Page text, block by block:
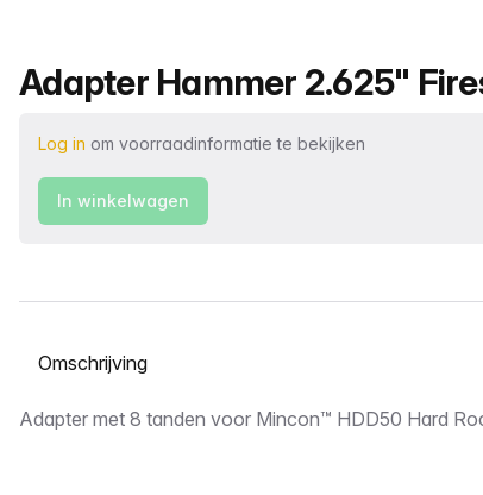
Productnaam
Adapter Hammer 2.625"
Log in om voorraadinformatie te bekijken
In winkelwagen
Selecteer een tabblad
Omschrijving
Adapter met 8 tanden voor Mincon™ HDD50 Hard